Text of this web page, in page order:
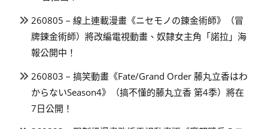
260805 – 線上連載漫畫《ニセモノの錬金術師》（冒
牌鍊金術師）將改編電視動畫、奴隸女主角「諾拉」海
報公開中！
260803 – 搞笑動畫《Fate/Grand Order 藤丸立香はわ
からないSeason4》（搞不懂的藤丸立香 第4季）將在
7日公開！